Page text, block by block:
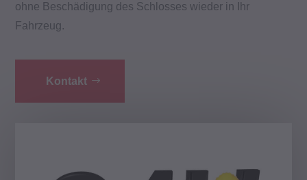
ohne Beschädigung des Schlosses wieder in Ihr
Fahrzeug.
Kontakt